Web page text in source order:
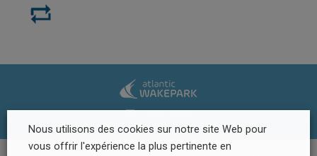
Footer Menu
© Atlantic Wake Park | RéalisationRadius Design
Nous utilisons des cookies sur notre site Web pour
vous offrir l'expérience la plus pertinente en